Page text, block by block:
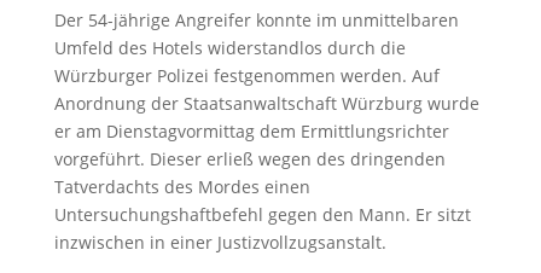
Der 54-jährige Angreifer konnte im unmittelbaren
Umfeld des Hotels widerstandlos durch die
Würzburger Polizei festgenommen werden. Auf
Anordnung der Staatsanwaltschaft Würzburg wurde
er am Dienstagvormittag dem Ermittlungsrichter
vorgeführt. Dieser erließ wegen des dringenden
Tatverdachts des Mordes einen
Untersuchungshaftbefehl gegen den Mann. Er sitzt
inzwischen in einer Justizvollzugsanstalt.